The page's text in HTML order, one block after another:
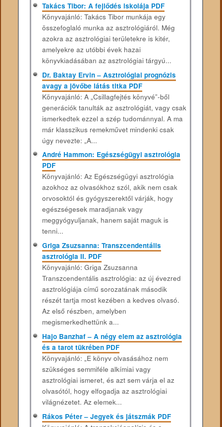
Takács Tibor: A fejlődés iskolája PDF
Könyvajánló: Takács Tibor munkája egy
összefoglaló munka az asztrológiáról. Még
azokra az asztrológiai területekre is kitér,
amelyekre az utóbbi évek hazai
könyvkiadásában az asztrológiai tárgyú...
Dr. Baktay Ervin – Asztrológiai prognózis
avagy a jövőbe látás titka PDF
Könyvajánló: A „Csillagfejtés könyvé”-ből
generációk tanulták az asztrológiát, vagy csak
ismerkedtek ezzel a szép tudománnyal. A ma
már klasszikus remekművet mindenki csak
úgy nevezte: „A...
André Hammon: Egészségügyi asztrológia
PDF
Könyvajánló: Az ​Egészségügyi asztrológia
azokhoz az olvasókhoz szól, akik nem csak
orvosoktól és gyógyszerektől várják, hogy
egészségesek maradjanak vagy
meggyógyuljanak, hanem saját maguk is
tenni...
Griga Zsuzsanna: Transzcendentális
asztrológia II. PDF
Könyvajánló: Griga Zsuzsanna
Transzcendentális asztrológia: az új évezred
asztrológiája című sorozatának második
részét tartja most kezében a kedves olvasó.
Az első részben, amelyben
megismerkedhettünk a...
Hajo Banzhaf – A négy elem az asztrológia
és a tarot tükrében PDF
Könyvajánló: „E könyv olvasásához nem
szükséges semmiféle alkímiai vagy
asztrológiai ismeret, és azt sem várja el az
olvasótól, hogy elfogadja az asztrológiai
világnézetet. Az elemek...
Rákos Péter – Jegyek és játszmák PDF